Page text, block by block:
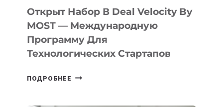
Открыт Набор В Deal Velocity By
MOST — Международную
Программу Для
Технологических Стартапов
ПОДРОБНЕЕ ОТКРЫТ